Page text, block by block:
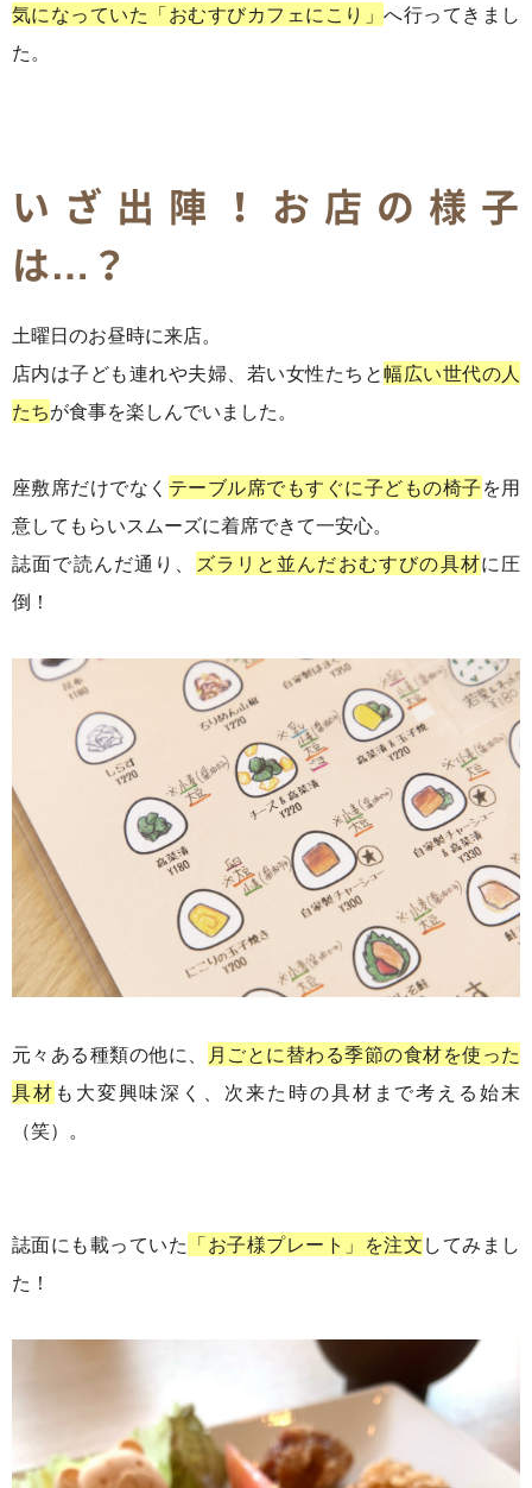
気になっていた「おむすびカフェにこり」へ行ってきまし
た。
いざ出陣！お店の様子
は…？
土曜日のお昼時に来店。
店内は子ども連れや夫婦、若い女性たちと幅広い世代の人
たちが食事を楽しんでいました。
座敷席だけでなく テーブル席でもすぐに子どもの椅子 を用
意してもらいスムーズに着席できて一安心。
誌面で読んだ通り、
ズラリと並んだおむすびの具材に圧
倒！
元々ある種類の他に、
月ごとに替わる季節の食材を使った
具材 も大変興味深く、次来た時の具材まで考える始末
（笑）。
誌面にも載っていた 「お子様プレート」を注文 してみまし
た！